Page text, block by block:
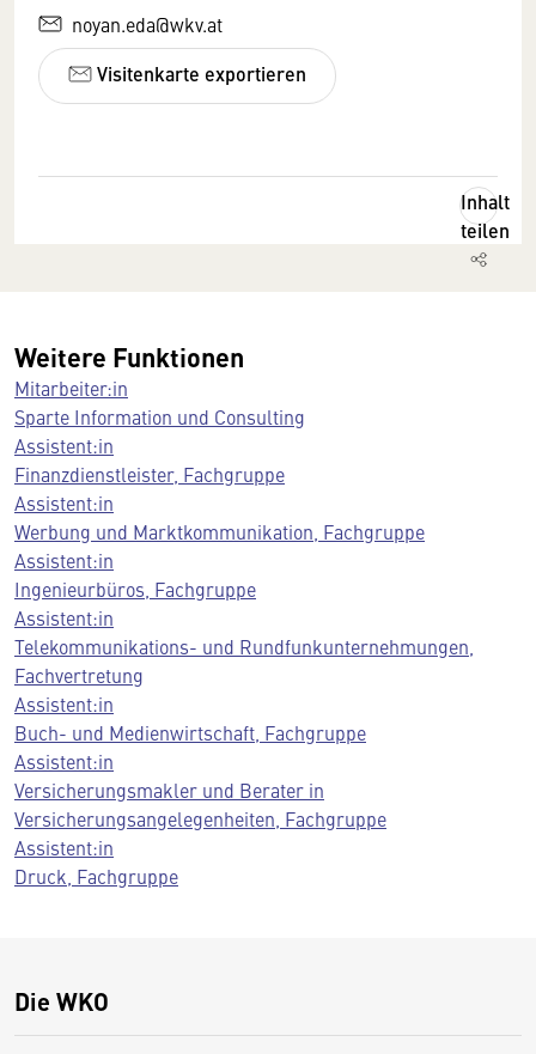
noyan.eda@wkv.at
Visitenkarte exportieren
Inhalt
teilen
Weitere Funktionen
Mitarbeiter:in
Sparte Information und Consulting
Assistent:in
Finanzdienstleister, Fachgruppe
Assistent:in
Werbung und Marktkommunikation, Fachgruppe
Assistent:in
Ingenieurbüros, Fachgruppe
Assistent:in
Telekommunikations- und Rundfunkunternehmungen,
Fachvertretung
Assistent:in
Buch- und Medienwirtschaft, Fachgruppe
Assistent:in
Versicherungsmakler und Berater in
Versicherungsangelegenheiten, Fachgruppe
Assistent:in
Druck, Fachgruppe
Die WKO